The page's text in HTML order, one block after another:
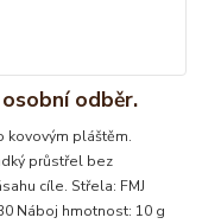
odběr.
kovovým pláštěm.
průstřel bez
cíle. Střela: FMJ
Náboj hmotnost: 10 g